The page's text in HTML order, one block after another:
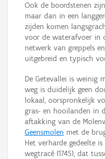
Ook de boordstenen
maar dan in een
zijden komen
voor de waterafvoer in
netwerk van greppels
uitgebreid en typisch
De Getevallei is weinig
weg is duidelijk geen
lokaal, oorspronkelijk
gras- en hooilanden in
aftakking van de
Geensmolen met de
Het verharde gedeelte
wegtracé (1745), dat